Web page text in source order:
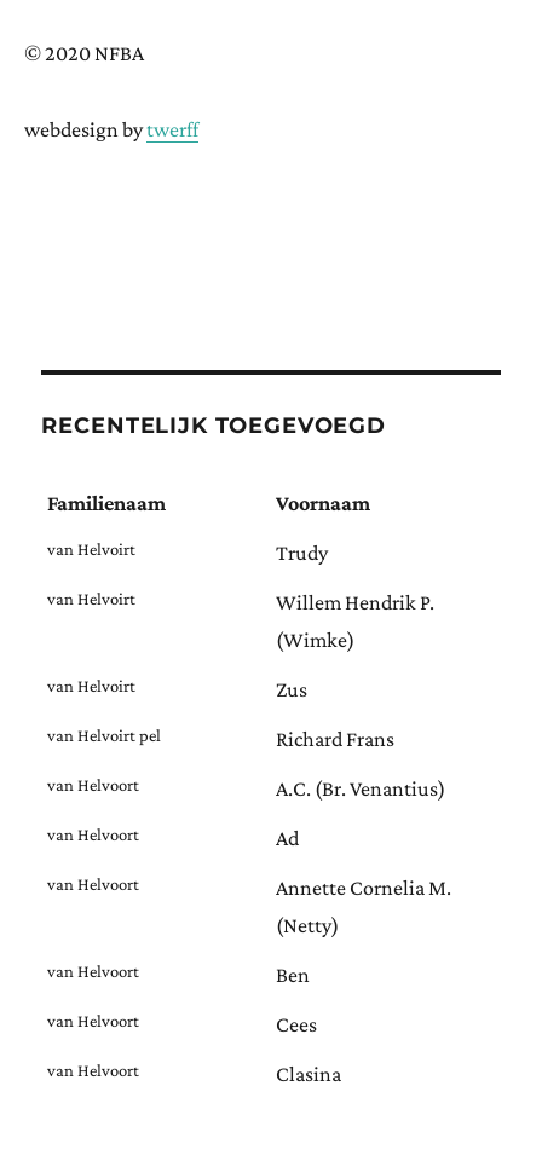
© 2020 NFBA
webdesign bytwerff
RECENTELIJK TOEGEVOEGD
Familienaam Voornaam
van Helvoirt Trudy
van Helvoirt
Willem Hendrik P.
(Wimke)
van Helvoirt Zus
van Helvoirt pel Richard Frans
van Helvoort A.C. (Br. Venantius)
van Helvoort Ad
van Helvoort
Annette Cornelia M.
(Netty)
van Helvoort Ben
van Helvoort Cees
van Helvoort Clasina